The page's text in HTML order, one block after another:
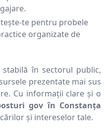
te pentru probele
organizate de
în sectorul public,
prezentate mai sus
Cu informații clare și o
gov în Constanţa
și intereselor tale.